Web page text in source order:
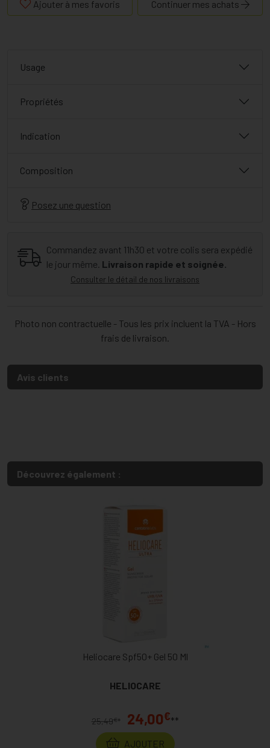
Ajouter à mes favoris Continuer mes achats
Usage
Propriétés
Indication
Composition
Posez une question
Commandez avant 11h30 et votre colis sera expédié
le jour même. Livraison rapide et soignée.
Consulter le détail de nos livraisons
Photo non contractuelle - Tous les prix incluent la TVA - Hors
frais de livraison.
Avis clients
Découvrez également :
Heliocare Spf50+ Gel 50 Ml
HELIOCARE
25,49€ * 24,00€**
AJOUTER